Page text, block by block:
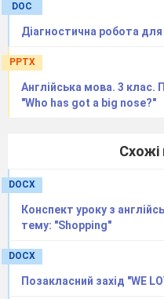
DOC
Діагностична робота
PPTX
Англійська мова. 3 клас.
"Who has got a big nose?"
Схожі
DOCX
Конспект уроку з
тему: "Shopping"
DOCX
Позакласний захід "WE